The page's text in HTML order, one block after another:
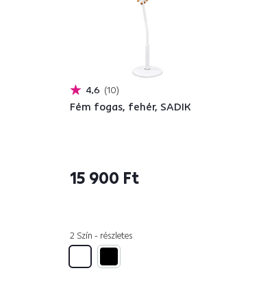
4,6 10
Fém fogas, fehér, SADIK
15 900 Ft
2 Szín - részletes